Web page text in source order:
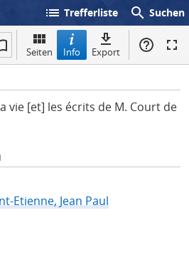
list Trefferliste search Suchen
Seiten Info Export
vie [et] les écrits de M. Court de
Etienne, Jean Paul